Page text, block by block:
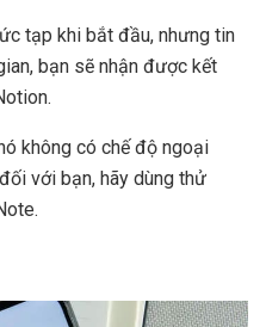
tạp khi bắt đầu, nhưng tin
bạn sẽ nhận được kết
không có chế độ ngoại
với bạn, hãy dùng thử